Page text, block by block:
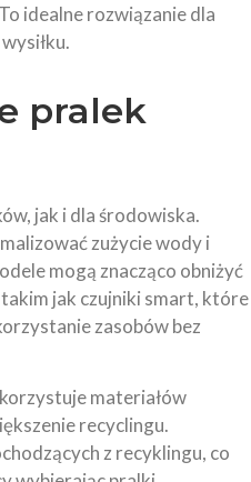
idealne rozwiązanie dla
pralek
jak i dla środowiska.
zużycie wody i
mogą znacząco obniżyć
jak czujniki smart, które
zasobów bez
materiałów
recyclingu.
z recyklingu, co